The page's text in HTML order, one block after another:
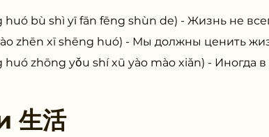
huó bù shì yī fān fēng shùn de) - Жизнь не
zhēn xī shēng huó) - Мы должны ценить
huó zhōng yǒu shí xū yào mào xiǎn) - Иногда
生活